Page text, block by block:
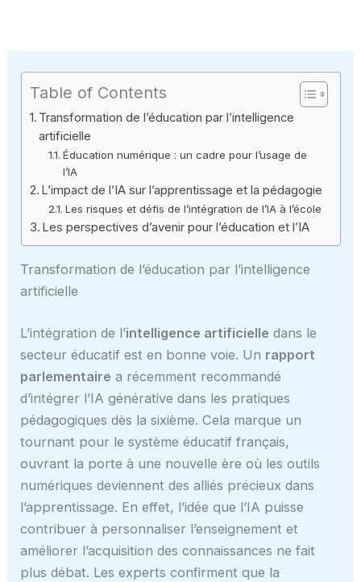
Table of Contents
Transformation de l’éducation par l’intelligence
artificielle
Éducation numérique : un cadre pour l’usage de
l’IA
L’impact de l’IA sur l’apprentissage et la pédagogie
Les risques et défis de l’intégration de l’IA à l’école
Les perspectives d’avenir pour l’éducation et l’IA
Transformation de l’éducation par l’intelligence
artificielle
L’intégration de l’intelligence artificielle dans le
secteur éducatif est en bonne voie. Un rapport
parlementaire a récemment recommandé
d’intégrer l’IA générative dans les pratiques
pédagogiques dès la sixième. Cela marque un
tournant pour le système éducatif français,
ouvrant la porte à une nouvelle ère où les outils
numériques deviennent des alliés précieux dans
l’apprentissage. En effet, l’idée que l’IA puisse
contribuer à personnaliser l’enseignement et
améliorer l’acquisition des connaissances ne fait
plus débat. Les experts confirment que la